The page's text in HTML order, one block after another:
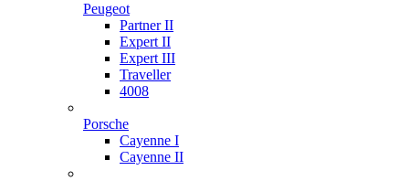
Peugeot
Partner II
Expert II
Expert III
Traveller
4008
Porsche
Cayenne I
Cayenne II